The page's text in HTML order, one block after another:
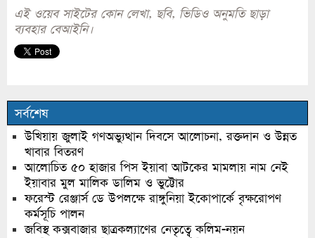
এই ওয়েব সাইটের কোন লেখা, ছবি, ভিডিও অনুমতি ছাড়া
ব্যবহার বেআইনি।
সর্বশেষ
উখিয়ায় জুলাই গণঅভ্যুত্থান দিবসে আলোচনা, রক্তদান ও উন্নত
খাবার বিতরণ
আলোচিত ৫০ হাজার পিস ইয়াবা আটকের মামলায় নাম নেই
ইয়াবার মুল মালিক ডালিম ও ভুট্টোর
ফরেস্ট রেঞ্জার্স ডে উপলক্ষে রাঙ্গুনিয়া ইকোপার্কে বৃক্ষরোপণ
কর্মসূচি পালন
জবিস্থ কক্সবাজার ছাত্রকল্যাণের নেতৃত্বে কলিম-নয়ন